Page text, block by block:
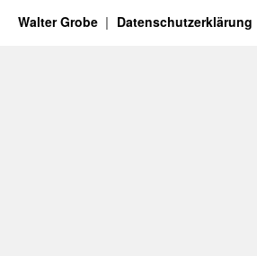
Walter Grobe Datenschutzerklärung